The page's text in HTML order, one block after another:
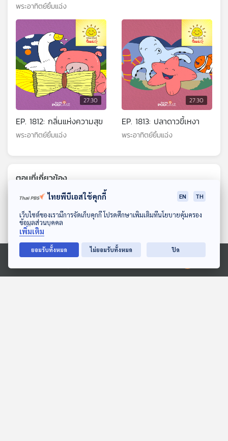
ดาวน์โหลด Thai PBS Podcast Application
Ⓒ 2020 องค์การกระจายเสียงและแพร่ภาพสาธารณะแห่งประเทศไทย
พระอาทิตย์ยิ้มแฉ่ง
27:30
EP. 1812: กลิ่นแห่งความสุข
พระอาทิตย์ยิ้มแฉ่ง
27:30
EP. 1813: ปลาดาวขี้เหงา
พระอาทิตย์ยิ้มแฉ่ง
ตอนที่เกี่ยวข้อง
27:30 27:30
ไทยพีบีเอสใช้คุกกี้ EN TH
เว็บไซต์ของเรามีการจัดเก็บคุกกี้ โปรดศึกษาเพิ่มเติมที่นโยบายคุ้มครอง
ข้อมูลส่วนบุคคล
เพิ่มเติม
ยอมรับทั้งหมด ไม่ยอมรับทั้งหมด ปิด